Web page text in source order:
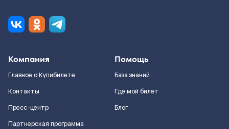
Компания
Главное о Купибилете
Контакты
Пресс-центр
Партнерская программа
Помощь
База знаний
Где мой билет
Блог